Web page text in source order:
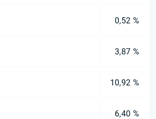
0,52 %
3,87 %
10,92 %
6,40 %